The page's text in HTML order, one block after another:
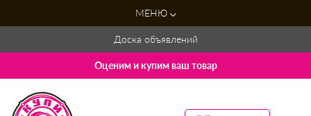
МЕНЮ
Доска объявлений
Оценим и купим ваш товар